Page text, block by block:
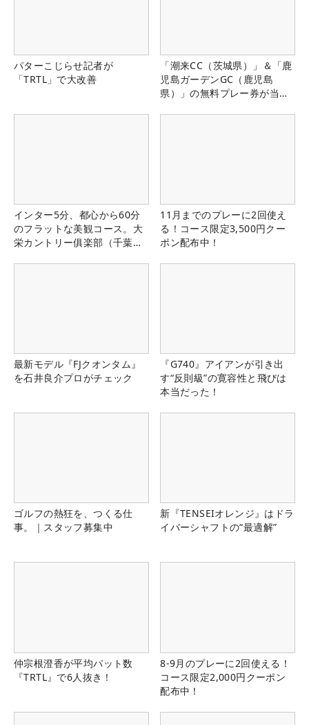
パターこじらせ記者が
「TRTL」で大改善
「潮来CC（茨城県）」＆「鹿
児島ガーデンGC（鹿児島
県）」の無料プレー券が当た
インター5分、都心から60分
のフラットな美観コース。大
栄カントリー俱楽部（千葉
11月までのプレーに2回使え
る！コース限定3,500円クー
ポン配布中！
最新モデル『FJクオンタム』
を石井良介プロがチェック
『G740』アイアンが引き出
す“反則級”の寛容性と飛びは
本当だった！
ゴルフの熱狂を、つくる仕
事。｜スタッフ募集中
新『TENSEIオレンジ』はドラ
イバーシャフトの“最適解”
仲宗根澄香が平均パット数
『TRTL』で6人抜き！
8-9月のプレーに2回使える！
コース限定2,000円クーポン
配布中！